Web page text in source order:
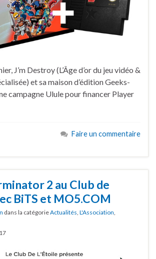
J’m Destroy (L’Âge d’or du jeu vidéo &
et sa maison d’édition Geeks-
campagne Ulule pour financer Player
Faire un commentaire
2 au Club de
BiTS et MO5.COM
dans la catégorieActualités L'Association